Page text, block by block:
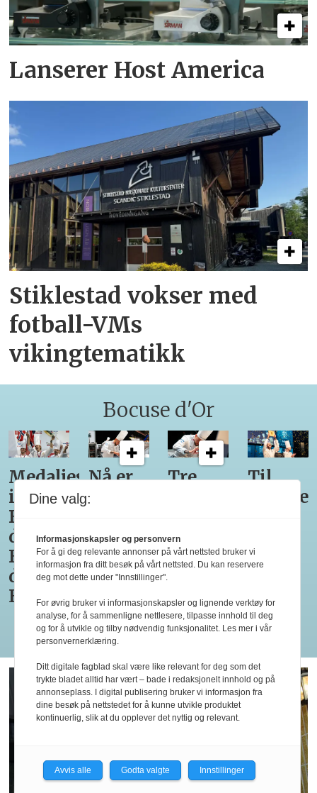
Lanserer Host America
Stiklestad vokser med
fotball-VMs
vikingtematikk
Bocuse d'Or
Medaljestatistikk
i
Bocuse
d'Or og
Bocuse
d'Or
Europe
Nå er
alle
konkurrenter
i
Marseille
klare
Tre
d’Or
Europe
Til
Bocuse
tredje
Les flere
Dine valg:
Informasjonskapsler og personvern
For å gi deg relevante annonser på vårt nettsted bruker vi
informasjon fra ditt besøk på vårt nettsted. Du kan reservere
deg mot dette under "Innstillinger".
For øvrig bruker vi informasjonskapsler og lignende verktøy for
analyse, for å sammenligne nettlesere, tilpasse innhold til deg
og for å utvikle og tilby nødvendig funksjonalitet. Les mer i vår
personvernerklæring.
Ditt digitale fagblad skal være like relevant for deg som det
trykte bladet alltid har vært – bade i redaksjonelt innhold og på
annonseplass. I digital publisering bruker vi informasjon fra
dine besøk på nettstedet for å kunne utvikle produktet
kontinuerlig, slik at du opplever det nyttig og relevant.
Avvis alle Godta valgte Innstillinger